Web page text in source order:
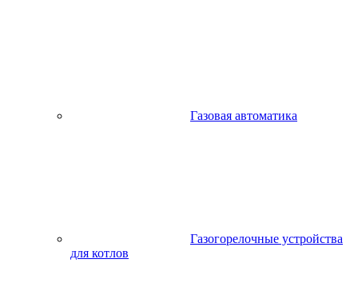
Газовая автоматика
Газогорелочные устройства
для котлов